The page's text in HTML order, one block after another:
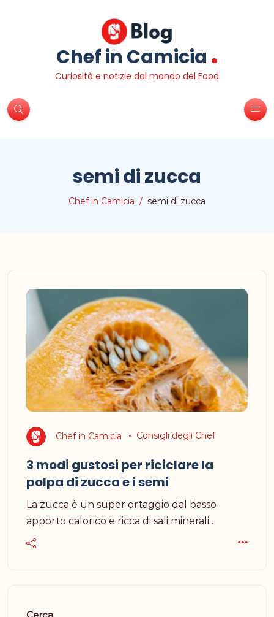
Chef in Camicia .
Curiosità e notizie dal mondo del Food
semi di zucca
Chef in Camicia semi di zucca
Chef in Camicia Consigli degli Chef
3 modi gustosi per riciclare la
polpa di zucca e i semi
La zucca è un super ortaggio dal basso
apporto calorico e ricca di sali minerali…
Cerca